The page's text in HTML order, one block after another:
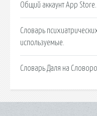
Общий аккаунт App Store.
Словарь
используемые.
Словарь Даля на